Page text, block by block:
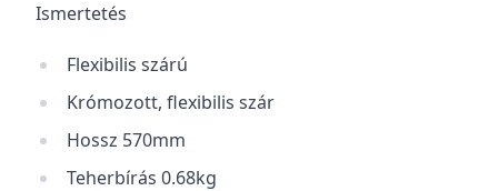
Ismertetés
Flexibilis szárú
Krómozott, flexibilis szár
Hossz 570mm
Teherbírás 0.68kg